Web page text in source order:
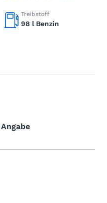
Treibstoff
98 l Benzin